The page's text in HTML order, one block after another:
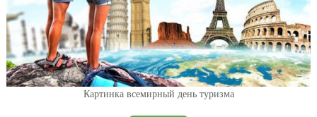
Картинка всемирный день туризма